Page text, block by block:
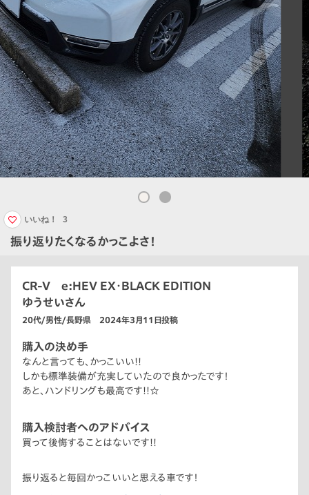
振り返りたくなるかっこよさ！
いいね！ 3
CR-V e:HEV EX・BLACK EDITION
ゆうせいさん
20代/男性/長野県 2024年3月11日投稿
購入の決め手
なんと言っても、かっこいい!!
しかも標準装備が充実していたので良かったです！
あと、ハンドリングも最高です!!☆
購入検討者へのアドバイス
買って後悔することはないです!!
振り返ると毎回かっこいいと思える車です！